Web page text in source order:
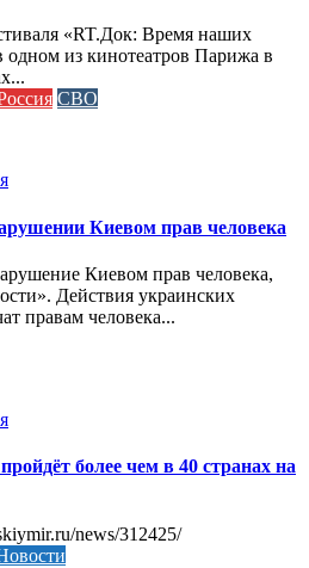
«RT.Док: Время наших
одном из кинотеатров Парижа в
СВО
Киевом прав человека
Киевом прав человека,
Действия украинских
правам человека...
более чем в 40 странах на
news/312425/